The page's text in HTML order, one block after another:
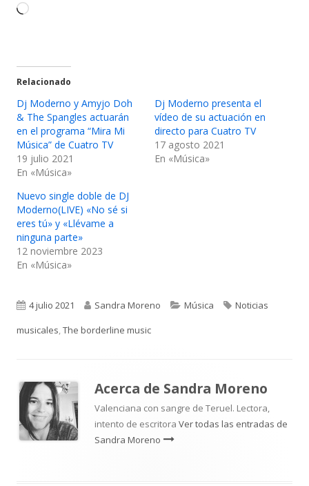
Cargando...
Relacionado
Dj Moderno y Amyjo Doh
& The Spangles actuarán
en el programa “Mira Mi
Música” de Cuatro TV
19 julio 2021
En «Música»
Dj Moderno presenta el
vídeo de su actuación en
directo para Cuatro TV
17 agosto 2021
En «Música»
Nuevo single doble de DJ
Moderno(LIVE) «No sé si
eres tú» y «Llévame a
ninguna parte»
12 noviembre 2023
En «Música»
Publicado
el
4 julio 2021 Autor
Sandra Moreno Categorías
Música Etiquetas
Noticias
musicales,The borderline music
Acerca de Sandra Moreno
Valenciana con sangre de Teruel. Lectora,
intento de escritora Ver todas las entradas de
Sandra Moreno